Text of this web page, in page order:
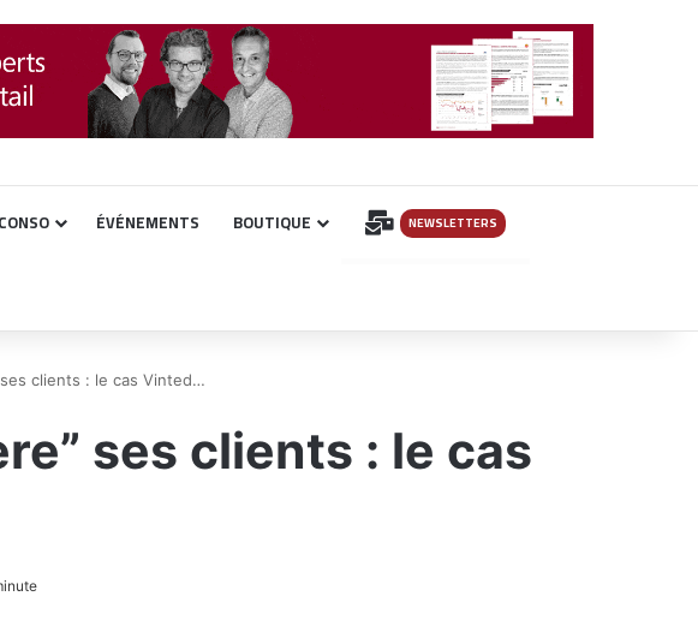
ÉVÉNEMENTS BOUTIQUE INSCRIPTION
NEWSLETTERS
clients : le cas Vinted…
ses clients : le cas